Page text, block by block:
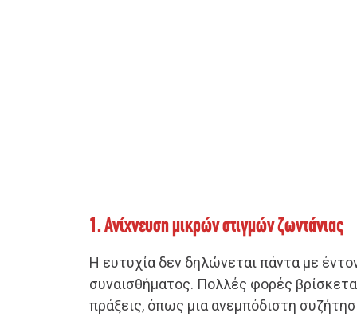
1. Ανίχνευση μικρών στιγμών ζωντάνιας
Η ευτυχία δεν δηλώνεται πάντα με
συναισθήματος. Πολλές φορές
πράξεις, όπως μια ανεμπόδιστη